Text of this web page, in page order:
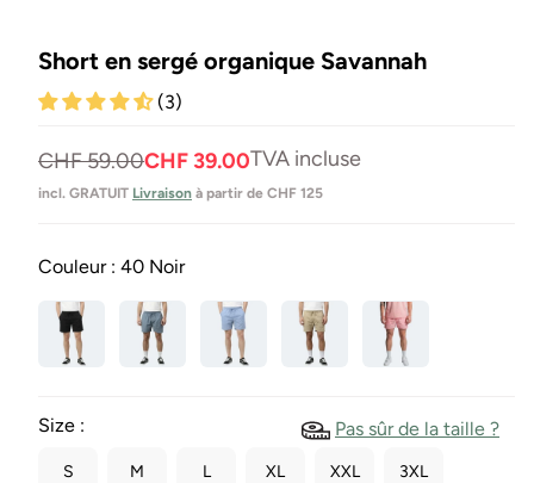
Short en sergé organique Savannah
(3)
Prix
CHF 59.00
Prix
CHF 39.00TVA incluse
incl. GRATUIT Livraison à partir de CHF 125
Couleur : 40 Noir
Size : Pas sûr de la taille ?
S M L XL XXL 3XL